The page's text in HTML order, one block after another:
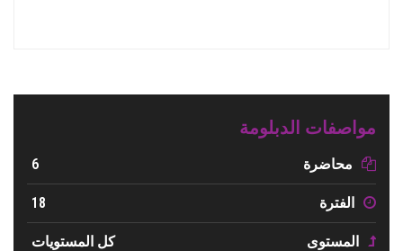
مواصفات الدبلومة
محاضرة 6
الفترة 18
المستوى كل المستويات